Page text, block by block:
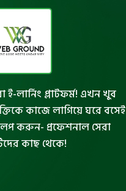
লার্নিং প্লাটফর্ম! এখন খুব
কাজে লাগিয়ে ঘরে বসেই
করুন- প্রফেশনাল সেরা
কাছ থেকে!